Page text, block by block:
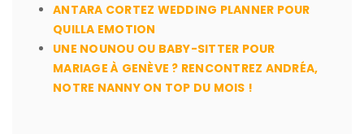
ANTARA CORTEZ WEDDING PLANNER POUR
QUILLA EMOTION
UNE NOUNOU OU BABY-SITTER POUR
MARIAGE À GENÈVE ? RENCONTREZ ANDRÉA,
NOTRE NANNY ON TOP DU MOIS !